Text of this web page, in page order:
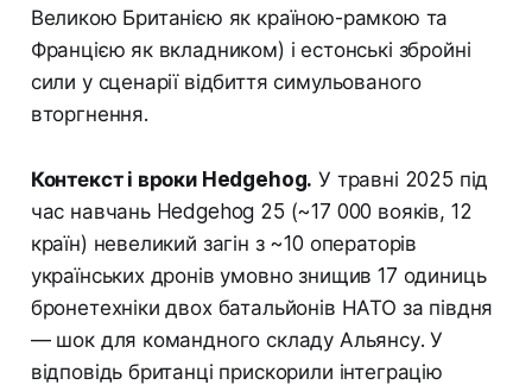
Великою Британією як країною-рамкою та
Францією як вкладником) і естонські збройні
сили у сценарії відбиття симульованого
вторгнення.
Контекст і вроки Hedgehog. У травні 2025 під
час навчань Hedgehog 25 (~17 000 вояків, 12
країн) невеликий загін з ~10 операторів
українських дронів умовно знищив 17 одиниць
бронетехніки двох батальйонів НАТО за півдня
— шок для командного складу Альянсу. У
відповідь британці прискорили інтеграцію